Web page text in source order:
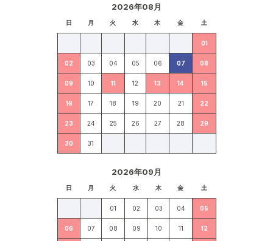
2026年08月
日 月 火 水 木 金 土
01
02 03 04 05 06 07 08
09 10 11 12 13 14 15
16 17 18 19 20 21 22
23 24 25 26 27 28 29
30 31
2026年09月
日 月 火 水 木 金 土
01 02 03 04 05
06 07 08 09 10 11 12